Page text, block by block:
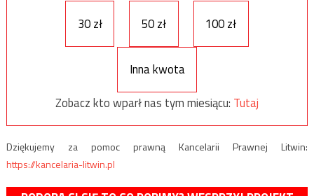
30 zł
50 zł 100 zł
Inna kwota
Zobacz kto wparł nas tym miesiącu: Tutaj
Dziękujemy za pomoc prawną Kancelarii Prawnej Litwin:
https://kancelaria-litwin.pl